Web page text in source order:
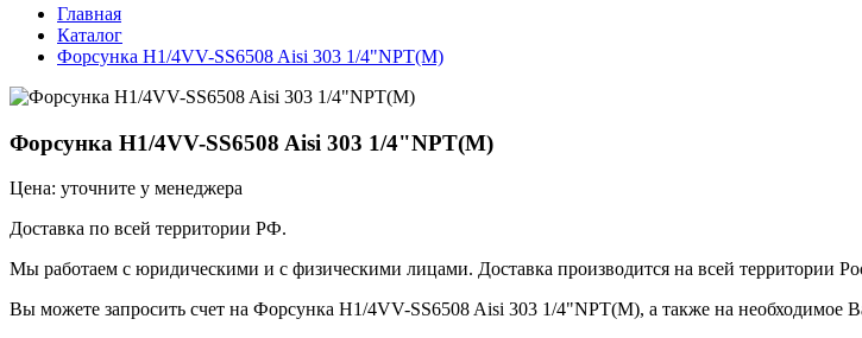
Главная
Каталог
Форсунка H1/4VV-SS6508 Aisi 303 1/4"NPT(M)
Форсунка H1/4VV-SS6508 Aisi 303 1/4"NPT(M)
Цена: уточните у менеджера
Доставка по всей территории РФ.
Мы работаем с юридическими и с физическими лицами. Доставка производится на всей территории
Вы можете запросить счет на Форсунка H1/4VV-SS6508 Aisi 303 1/4"NPT(M), а также на необходимое